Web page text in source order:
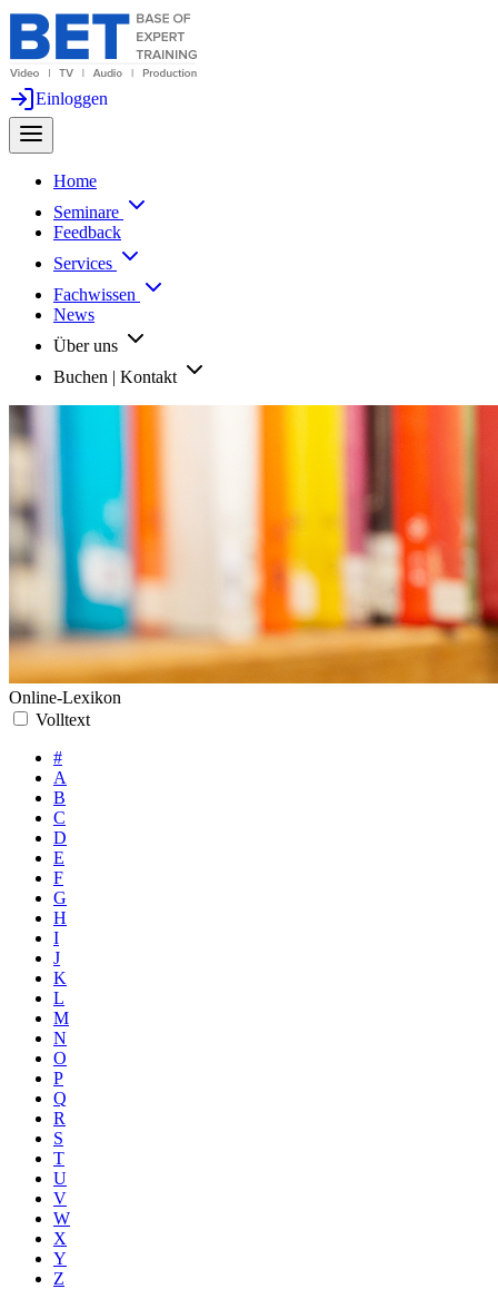
Einloggen
Home
Seminare
Feedback
Services
Fachwissen
News
Über uns
Buchen | Kontakt
Online-Lexikon
Volltext
#
A
B
C
D
E
F
G
H
I
J
K
L
M
N
O
P
Q
R
S
T
U
V
W
X
Y
Z